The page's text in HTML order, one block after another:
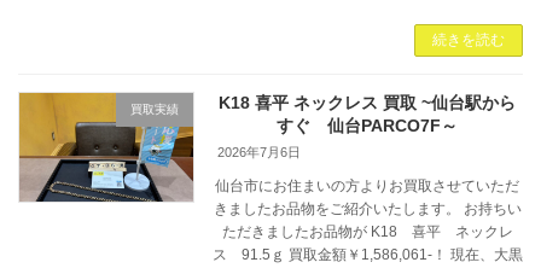
続きを読む
買取実績
K18 喜平 ネックレス 買取 ~仙台駅から
すぐ 仙台PARCO7F～
2026年7月6日
仙台市にお住まいの方よりお買取させていただ
きましたお品物をご紹介いたします。 お持ちい
ただきましたお品物が K18 喜平 ネックレ
ス 91.5ｇ 買取金額￥1,586,061-！ 現在、大黒